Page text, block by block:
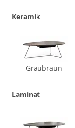
Keramik
Graubraun
Laminat